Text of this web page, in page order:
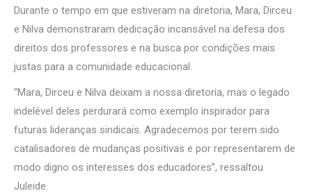
Durante o tempo em que estiveram na diretoria, Mara, Dirceu
e Nilva demonstraram dedicação incansável na defesa dos
direitos dos professores e na busca por condições mais
justas para a comunidade educacional.
“Mara, Dirceu e Nilva deixam a nossa diretoria, mas o legado
indelével deles perdurará como exemplo inspirador para
futuras lideranças sindicais. Agradecemos por terem sido
catalisadores de mudanças positivas e por representarem de
modo digno os interesses dos educadores”, ressaltou
Juleide.